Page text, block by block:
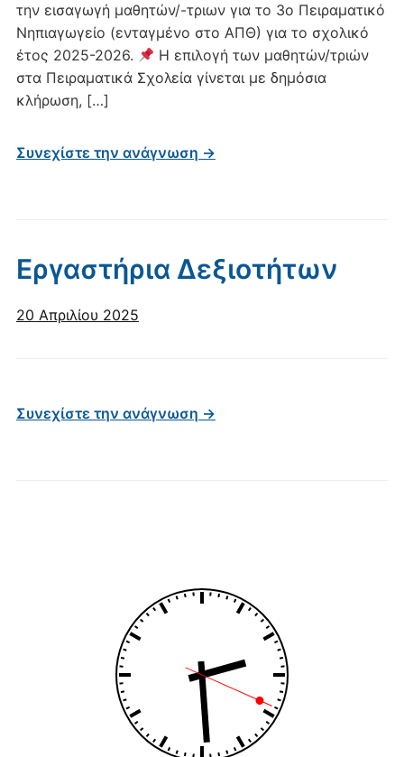
την εισαγωγή μαθητών/-τριων για το 3ο Πειραματικό
Νηπιαγωγείο (ενταγμένο στο ΑΠΘ) για το σχολικό
έτος 2025-2026.
Η επιλογή των μαθητών/τριών
στα Πειραματικά Σχολεία γίνεται με δημόσια
κλήρωση, […]
Συνεχίστε την ανάγνωση →
Εργαστήρια Δεξιοτήτων
20 Απριλίου 2025
Συνεχίστε την ανάγνωση →